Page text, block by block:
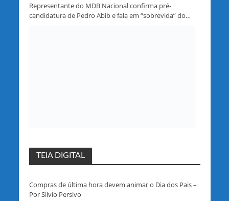
Representante do MDB Nacional confirma pré-
candidatura de Pedro Abib e fala em “sobrevida” do
TEIA DIGITAL
Compras de última hora devem animar o Dia dos Pais –
Por Silvio Persivo